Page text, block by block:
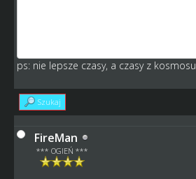
ps: nie lepsze czasy, a czasy z kosmosu
Szukaj
FireMan
*** OGIEŃ ***